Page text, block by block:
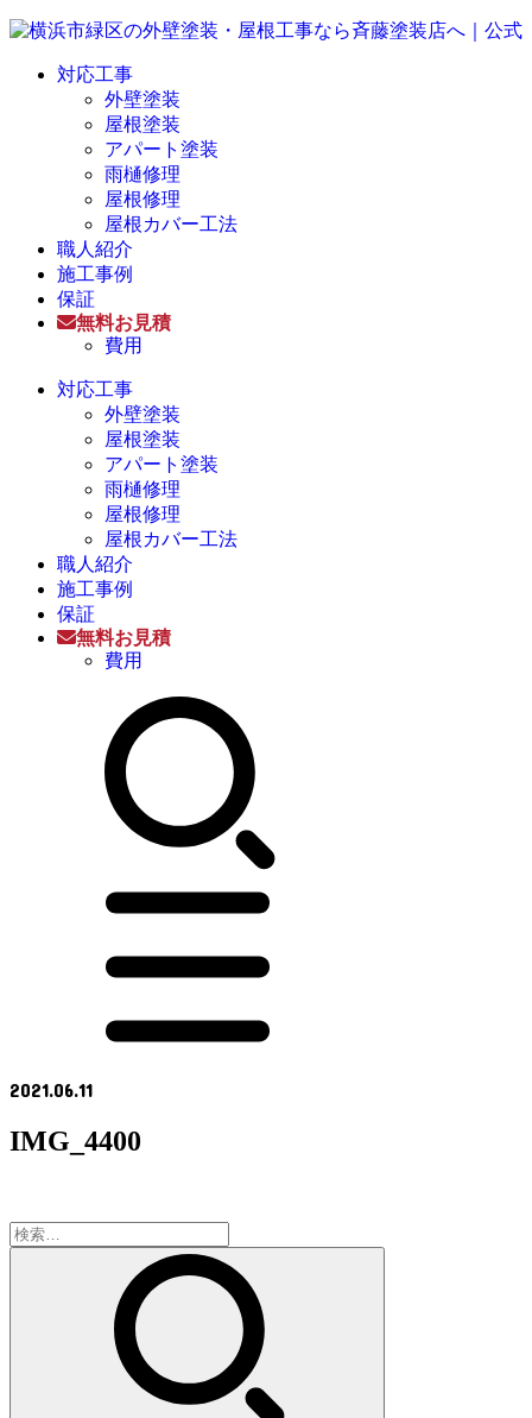
対応工事
外壁塗装
屋根塗装
アパート塗装
雨樋修理
屋根修理
屋根カバー工法
職人紹介
施工事例
保証
無料お見積
費用
対応工事
外壁塗装
屋根塗装
アパート塗装
雨樋修理
屋根修理
屋根カバー工法
職人紹介
施工事例
保証
無料お見積
費用
2021.06.11
IMG_4400
検
索: